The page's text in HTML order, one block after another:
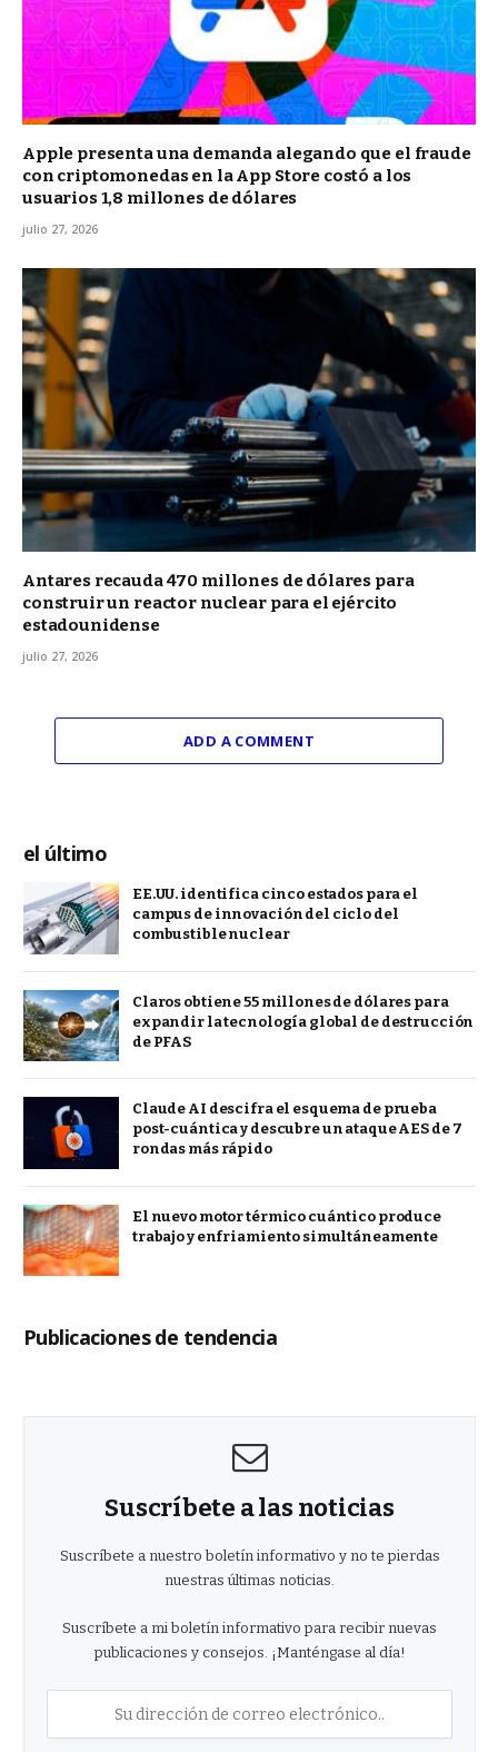
Apple presenta una demanda alegando que el fraude
con criptomonedas en la App Store costó a los
usuarios 1,8 millones de dólares
julio 27, 2026
Antares recauda 470 millones de dólares para
construir un reactor nuclear para el ejército
estadounidense
julio 27, 2026
ADD A COMMENT
el último
EE.UU. identifica cinco estados para el
campus de innovación del ciclo del
combustible nuclear
Claros obtiene 55 millones de dólares para
expandir la tecnología global de destrucción
de PFAS
Claude AI descifra el esquema de prueba
post-cuántica y descubre un ataque AES de 7
rondas más rápido
El nuevo motor térmico cuántico produce
trabajo y enfriamiento simultáneamente
Publicaciones de tendencia
Suscríbete a las noticias
Suscríbete a nuestro boletín informativo y no te pierdas
nuestras últimas noticias.
Suscríbete a mi boletín informativo para recibir nuevas
publicaciones y consejos. ¡Manténgase al día!